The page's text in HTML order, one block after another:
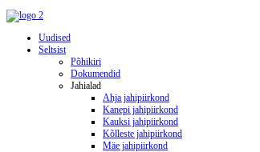
Uudised
Seltsist
Põhikiri
Dokumendid
Jahialad
Ahja jahipiirkond
Kanepi jahipiirkond
Kauksi jahipiirkond
Kõlleste jahipiirkond
Mäe jahipiirkond